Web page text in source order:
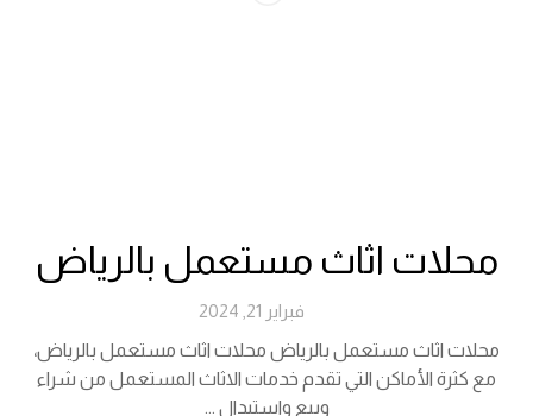
محلات اثاث مستعمل بالرياض
فبراير 21, 2024
محلات اثاث مستعمل بالرياض محلات اثاث مستعمل بالرياض،
مع كثرة الأماكن التي تقدم خدمات الاثاث المستعمل من شراء
وبيع واستبدال ...